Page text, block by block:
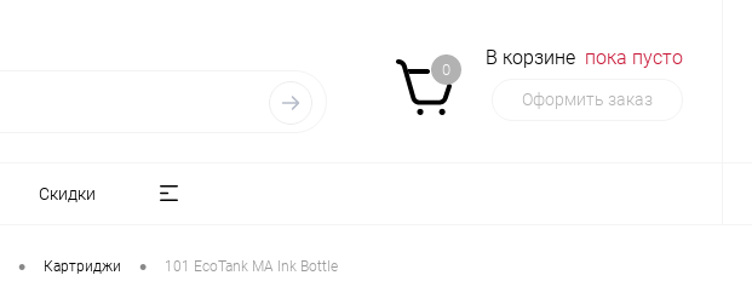
0
В корзине пока пусто
Оформить заказ
Скидки
• Картриджи • 101 EcoTank MA Ink Bottle